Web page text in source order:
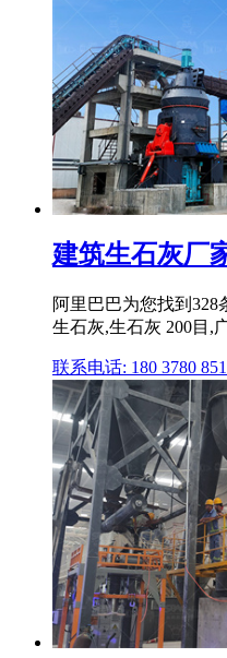
建筑生石灰厂
阿里巴巴为您找到
生石灰,生石灰 200目,
联系电话: 180 3780